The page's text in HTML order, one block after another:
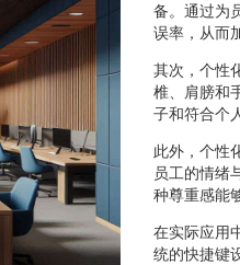
备。通过为
误率，从而
其次，个性
椎、肩膀和
子和符合个
此外，个性
员工的情绪
种尊重感能
在实际应用
统的快捷键